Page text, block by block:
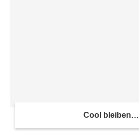
Cool bleiben…